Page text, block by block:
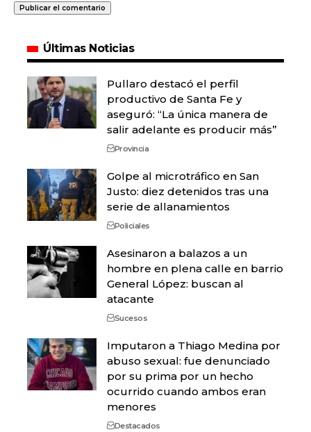
Últimas Noticias
Pullaro destacó el perfil
productivo de Santa Fe y
aseguró: “La única manera de
salir adelante es producir más”
Provincia
Golpe al microtráfico en San
Justo: diez detenidos tras una
serie de allanamientos
Policiales
Asesinaron a balazos a un
hombre en plena calle en barrio
General López: buscan al
atacante
Sucesos
Imputaron a Thiago Medina por
abuso sexual: fue denunciado
por su prima por un hecho
ocurrido cuando ambos eran
menores
Destacados